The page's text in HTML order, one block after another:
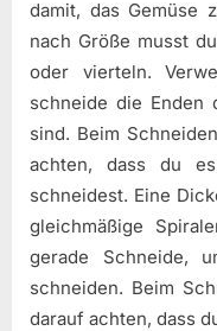
damit, das Gemüse
nach Größe musst
oder vierteln.
schneide die Enden
sind. Beim
achten, dass du
schneidest. Eine
gleichmäßige
gerade Schneide,
schneiden. Beim
darauf achten, dass